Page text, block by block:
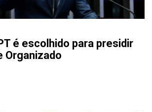
é escolhido para presidir
Organizado